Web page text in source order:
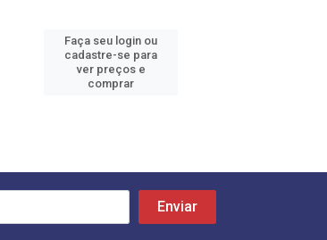
Faça seu login ou
cadastre-se para
ver preços e
comprar